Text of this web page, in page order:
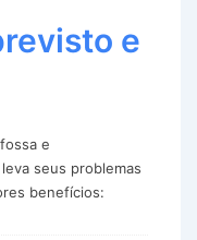
e
e
seus problemas
benefícios: